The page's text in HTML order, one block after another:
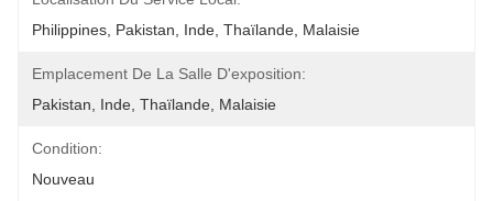
Philippines, Pakistan, Inde, Thaïlande, Malaisie
Emplacement De La Salle D'exposition:
Pakistan, Inde, Thaïlande, Malaisie
Condition:
Nouveau